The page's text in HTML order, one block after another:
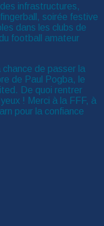
infrastructures,
soirée festive
dans les clubs de
football amateur
de passer la
de Paul Pogba, le
De quoi rentrer
! Merci à la FFF, à
pour la confiance